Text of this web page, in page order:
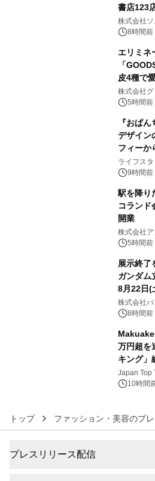
書店123
株式会社
8時間前
エリミネ
「
皮4種で
株式会社
5時間前
『おぱ
デザイン
フィーか
い、ポッ
ン。
ライフス
9時間前
駅を降
コランド
開業
株式会社
5時間前
展示終了
ガンダム
8月22日(
像『
株式会社
8時間前
万円超を
キング」
浴シンギ
ズ（XL・
Japan Top
10時間
トップ ファッション・美容のプ
プレスリリース配信